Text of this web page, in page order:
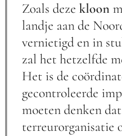
Zoals deze kloon
landje aan de
vernietigd en in
zal het hetzelfde
Het is de
gecontroleerde
moeten denken
terreurorganisatie